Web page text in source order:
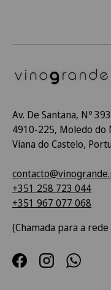
Av. De Santana, Nº 393
4910-225, Moledo do
Viana do Castelo,
+351 258 723 044
+351 967 077 068
(Chamada para a
FacebookInstagramWhatsApp